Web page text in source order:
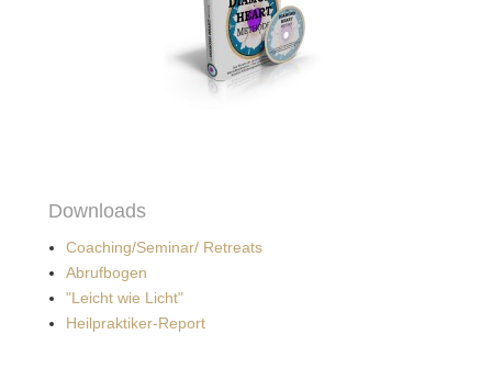
Downloads
Coaching/Seminar/ Retreats
Abrufbogen
"Leicht wie Licht"
Heilpraktiker-Report